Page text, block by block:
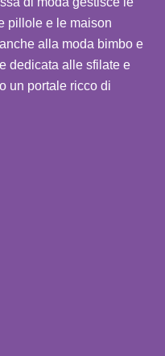
pillole e le maison
alla moda bimbo e
dedicata alle sfilate e
un portale ricco di